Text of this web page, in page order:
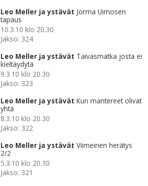
Leo Meller ja ystävät Jorma Uimosen
tapaus
10.3.10 klo 20.30
Jakso: 324
Leo Meller ja ystävät Taivasmatka josta ei
kieltäydytä
9.3.10 klo 20.30
Jakso: 323
Leo Meller ja ystävät Kun mantereet olivat
yhtä
8.3.10 klo 20.30
Jakso: 322
Leo Meller ja ystävät Viimeinen herätys
2/2
5.3.10 klo 20.30
Jakso: 321